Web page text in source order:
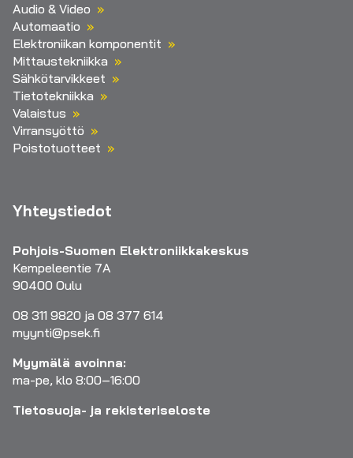
Audio & Video
Automaatio
Elektroniikan komponentit
Mittaustekniikka
Sähkötarvikkeet
Tietotekniikka
Valaistus
Virransyöttö
Poistotuotteet
Yhteystiedot
Pohjois-Suomen Elektroniikkakeskus
Kempeleentie 7A
90400 Oulu
08 311 9820 ja 08 377 614
myynti@psek.fi
Myymälä avoinna:
ma-pe, klo 8:00–16:00
Tietosuoja- ja rekisteriseloste